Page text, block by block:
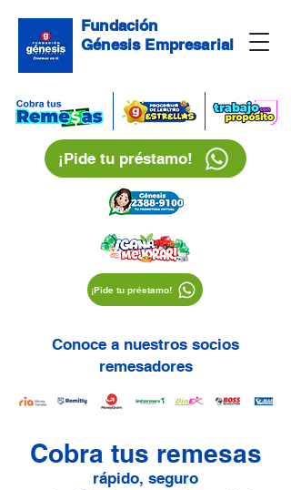
Fundación
Génesis Empresarial
¡Pide tu préstamo!
¡Pide tu préstamo!
Conoce a nuestros socios
remesadores
Cobra tus remesas
rápido, seguro